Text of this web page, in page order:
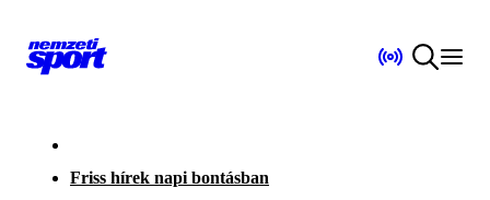
Friss hírek napi bontásban